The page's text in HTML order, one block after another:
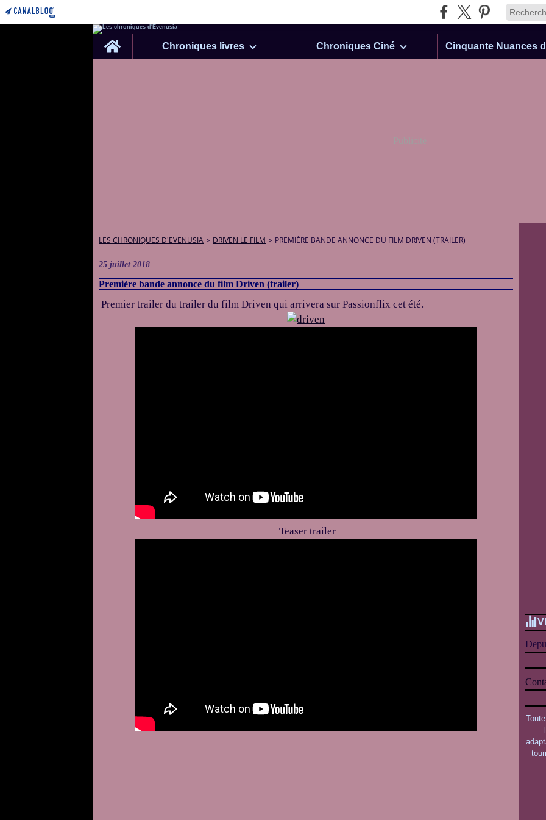
Home
Chroniques livres Chroniques Ciné
Publicité
LES CHRONIQUES D'EVENUSIA > DRIVEN LE FILM > PREMIÈRE BANDE ANNONCE DU FILM DRIVEN (TRAILER)
25 juillet 2018
Première bande annonce du film Driven (trailer)
Premier trailer du trailer du film Driven qui arrivera sur Passionflix cet été.
Teaser trailer